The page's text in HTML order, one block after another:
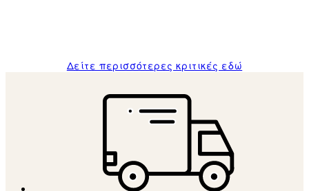
Δείτε περισσότερες κριτικές εδώ